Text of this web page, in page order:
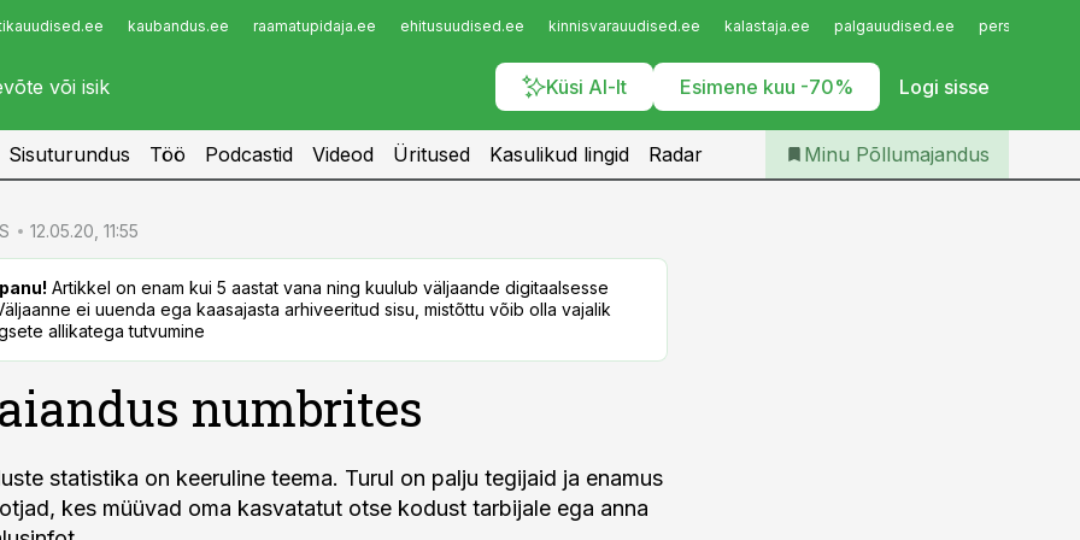
kaubandus.ee raamatupidaja.ee ehitusuudised.ee kinnisvarauudised.ee kalastaja.ee palgauudised.ee
Küsi AI-lt Esimene kuu -70% Logi sisse
Infopank
Iseteenindus
Telli Põllumajandus
Sisuturundus Töö Podcastid Videod Üritused Kasulikud lingid Radar Minu Põllumajandus
12.05.20, 11:55
Artikkel on enam kui 5 aastat vana ning kuulub väljaande digitaalsesse
ei uuenda ega kaasajasta arhiveeritud sisu, mistõttu võib olla vajalik
allikatega tutvumine
numbrites
statistika on keeruline teema. Turul on palju tegijaid ja enamus
kes müüvad oma kasvatatut otse kodust tarbijale ega anna